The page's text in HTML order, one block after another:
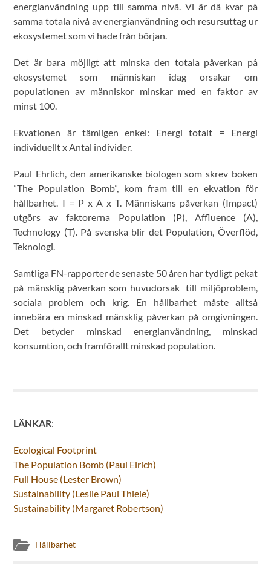
energianvändning upp till samma nivå. Vi är då kvar på
samma totala nivå av energianvändning och resursuttag ur
ekosystemet som vi hade från början.
Det är bara möjligt att minska den totala påverkan på
ekosystemet som människan idag orsakar om
populationen av människor minskar med en faktor av
minst 100.
Ekvationen är tämligen enkel: Energi totalt = Energi
individuellt x Antal individer.
Paul Ehrlich, den amerikanske biologen som skrev boken
”The Population Bomb”, kom fram till en ekvation för
hållbarhet. I = P x A x T. Människans påverkan (Impact)
utgörs av faktorerna Population (P), Affluence (A),
Technology (T). På svenska blir det Population, Överflöd,
Teknologi.
Samtliga FN-rapporter de senaste 50 åren har tydligt pekat
på mänsklig påverkan som huvudorsak till miljöproblem,
sociala problem och krig. En hållbarhet måste alltså
innebära en minskad mänsklig påverkan på omgivningen.
Det betyder minskad energianvändning, minskad
konsumtion, och framförallt minskad population.
LÄNKAR:
Ecological Footprint
The Population Bomb (Paul Elrich)
Full House (Lester Brown)
Sustainability (Leslie Paul Thiele)
Sustainability (Margaret Robertson)
Hållbarhet